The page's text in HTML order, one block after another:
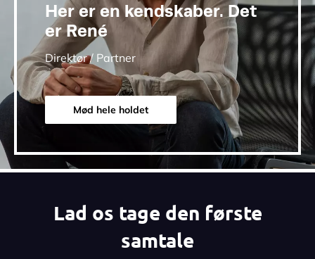
Her er en kendskaber. Det
er René
Direktør / Partner
Mød hele holdet
Lad os tage den første
samtale